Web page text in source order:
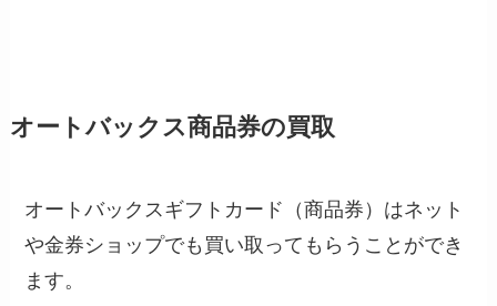
オートバックス商品券の買取
オートバックスギフトカード（商品券）はネット
や金券ショップでも買い取ってもらうことができ
ます。